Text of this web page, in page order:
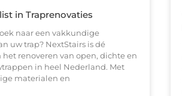
in Traprenovaties
naar een vakkundige
uw trap? NextStairs is dé
het renoveren van open, dichte en
in heel Nederland. Met
materialen en